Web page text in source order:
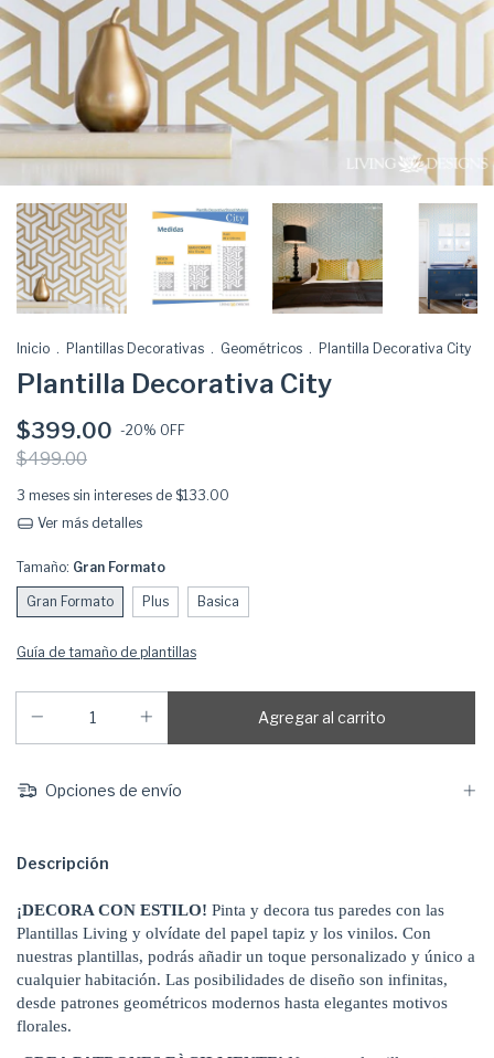
Inicio . Plantillas Decorativas . Geométricos . Plantilla Decorativa City
Plantilla Decorativa City
$399.00 -20% OFF
$499.00
3 meses sin intereses de $133.00
Ver más detalles
Tamaño: Gran Formato
Gran Formato Plus Basica
Guía de tamaño de plantillas
Opciones de envío
Descripción
¡DECORA CON ESTILO! Pinta y decora tus paredes con las
Plantillas Living y olvídate del papel tapiz y los vinilos. Con
nuestras plantillas, podrás añadir un toque personalizado y único a
cualquier habitación. Las posibilidades de diseño son infinitas,
desde patrones geométricos modernos hasta elegantes motivos
florales.